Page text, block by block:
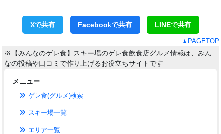
Xで共有 Facebookで共有 LINEで共有
▲PAGETOP
※【みんなのゲレ食】スキー場のゲレ食飲食店グルメ情報は、みん
なの投稿や口コミで作り上げるお役立ちサイトです
メニュー
ゲレ食(グルメ)検索
スキー場一覧
エリア一覧